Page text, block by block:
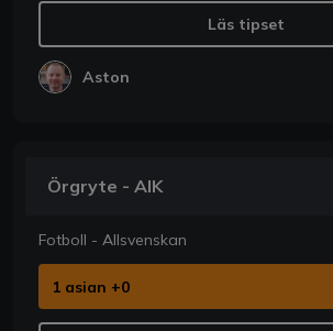
Läs tipset
Aston
Örgryte - AIK
Fotboll - Allsvenskan
1 asian +0